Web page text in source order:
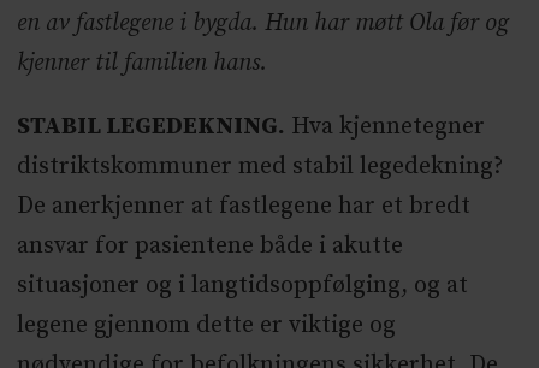
en av fastlegene i bygda. Hun har møtt Ola før og
kjenner til familien hans.
STABIL LEGEDEKNING. Hva kjennetegner
distriktskommuner med stabil legedekning?
De anerkjenner at fastlegene har et bredt
ansvar for pasientene både i akutte
situasjoner og i langtidsoppfølging, og at
legene gjennom dette er viktige og